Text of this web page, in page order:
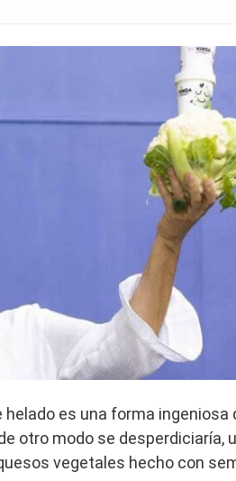
es una forma ingeniosa
otro modo se desperdiciaría,
vegetales hecho con